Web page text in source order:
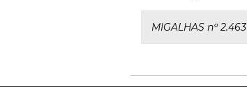
MIGALHAS nº 2.463